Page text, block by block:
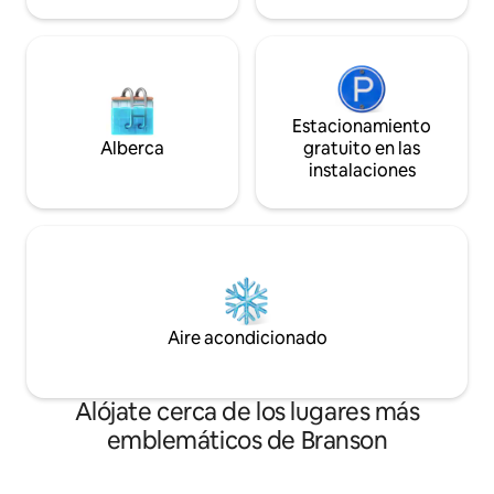
Alberca
Estacionamiento
gratuito en las
instalaciones
Aire acondicionado
Alójate cerca de los lugares más
emblemáticos de Branson